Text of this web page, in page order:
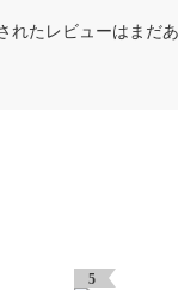
れたレビューはまだあ
5